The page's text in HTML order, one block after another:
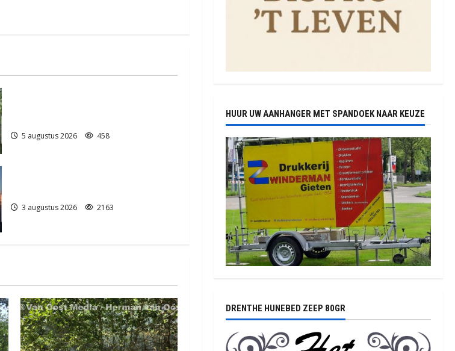
5 augustus 2026 458
3 augustus 2026 2163
HUUR UW AANHANGER MET SPANDOEK NAAR KEUZE
DRENTHE HUNEBED ZEEP 80GR